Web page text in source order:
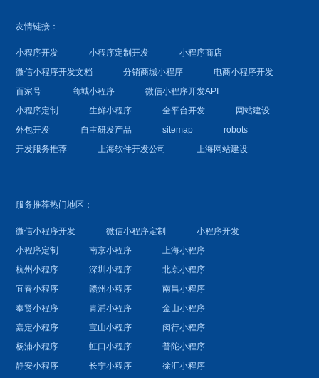
友情链接：
小程序开发 小程序定制开发
小程序商店
微信小程序开发文档
分销商城小程序
电商小程序开发
百家号
商城小程序
微信小程序开发API
小程序定制
生鲜小程序 全平台开发
网站建设
外包开发
自主研发产品 sitemap
robots
开发服务推荐
上海软件开发公司 上海网站建设
服务推荐热门地区：
微信小程序开发 微信小程序定制
小程序开发
小程序定制
南京小程序
上海小程序
杭州小程序
深圳小程序
北京小程序
宜春小程序
赣州小程序
南昌小程序
奉贤小程序
青浦小程序
金山小程序
嘉定小程序
宝山小程序
闵行小程序
杨浦小程序
虹口小程序
普陀小程序
静安小程序
长宁小程序 徐汇小程序